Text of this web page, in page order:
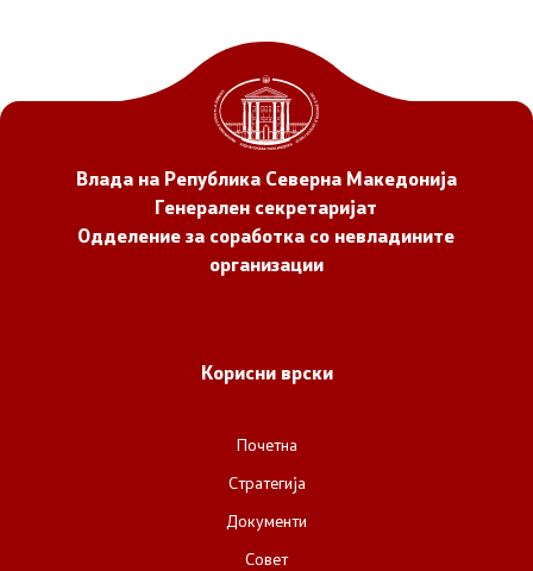
Регистар
Основање на здружение
Дијалог меѓу Владата и граѓанскиот сектор
Влада на Република Северна Македонија
Генерален секретаријат
Одделение за соработка со невладините
организации
Корисни врски
Почетна
Стратегија
Документи
Совет